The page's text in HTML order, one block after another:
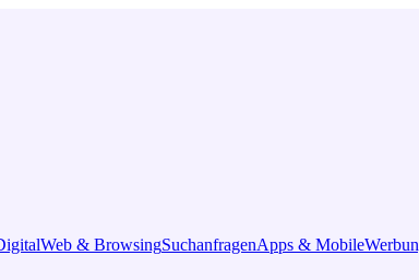
Web & BrowsingSuchanfragenApps & Mobile